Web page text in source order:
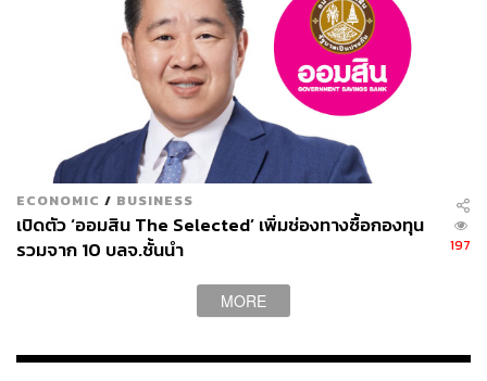
ECONOMIC / BUSINESS
เปิดตัว ‘ออมสิน The Selected’ เพิ่มช่องทางซื้อกองทุน
รวมจาก 10 บลจ.ชั้นนำ
197
MORE